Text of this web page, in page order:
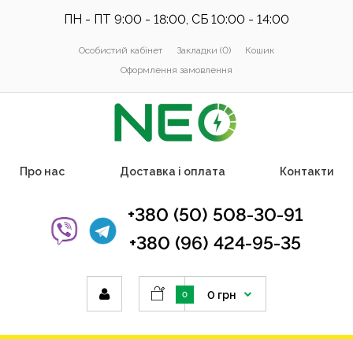
ПН - ПТ 9:00 - 18:00, СБ 10:00 - 14:00
Особистий кабінет Закладки (0)
Кошик
Оформлення замовлення
Про нас Доставка і оплата Контакти
+380 (50) 508-30-91
+380 (96) 424-95-35
0 0 грн